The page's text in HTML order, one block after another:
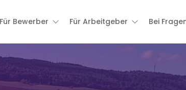
Für Bewerber Für Arbeitgeber Bei